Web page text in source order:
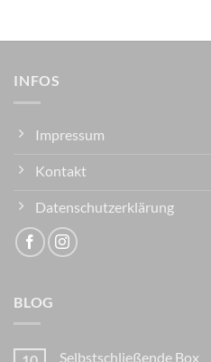
INFOS
Impressum
Kontakt
Datenschutzerklärung
BLOG
Selbstschließende Box